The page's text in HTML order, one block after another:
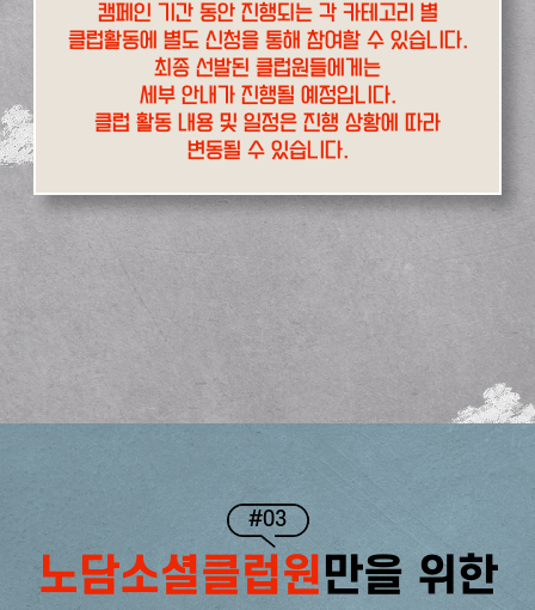
캠페인 기간 동안 진행되는 각 카테고리 별
클럽활동에 별도 신청을 통해 참여할 수 있습니다.
최종 선발된 클럽원들에게는
세부 안내가 진행될 예정입니다.
클럽 활동 내용 및 일정은 진행 상황에 따라
변동될 수 있습니다.
#03
노담소셜클럽원만을 위한